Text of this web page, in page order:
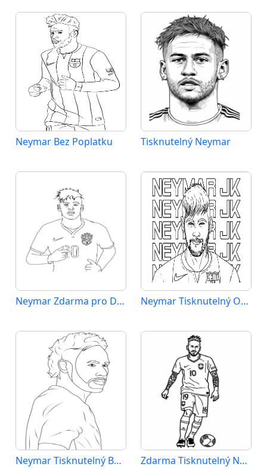
Neymar Bez Poplatku Tisknutelný Neymar
Neymar Zdarma pro Děti Neymar Tisknutelný Obrázek
Neymar Tisknutelný Bez Poplatku Zdarma Tisknutelný Neymar